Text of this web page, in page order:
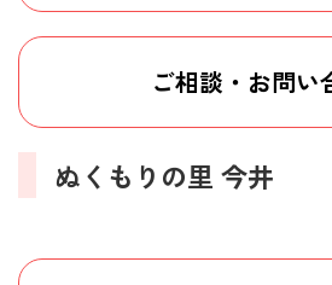
ご相談・お問い
ぬくもりの里 今井